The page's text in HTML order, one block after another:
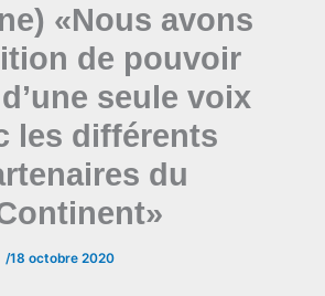
«Nous avons
de pouvoir
seule voix
les différents
du
/18 octobre 2020